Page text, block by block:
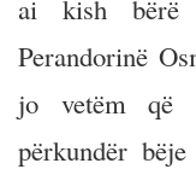
ai kish bërë
Perandorinë
jo vetëm që
përkundër